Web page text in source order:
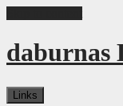
daburnas
Links